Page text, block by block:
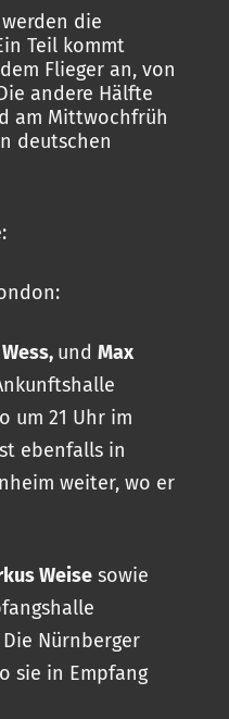
die
Teil kommt
Flieger an, von
andere Hälfte
am Mittwochfrüh
deutschen
undMax
um 21 Uhr im
ebenfalls in
weiter, wo er
Weise sowie
Nürnberger
sie in Empfang